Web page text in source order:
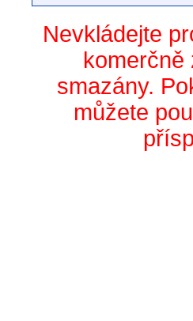
Nevkládejte
smazány.
můžete